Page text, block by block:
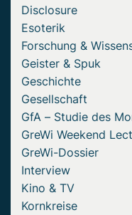
Disclosure
Esoterik
Forschung &
Geister & Spuk
Geschichte
Gesellschaft
GfA – Studie des
GreWi Weekend
GreWi-Dossier
Interview
Kino & TV
Kornkreise